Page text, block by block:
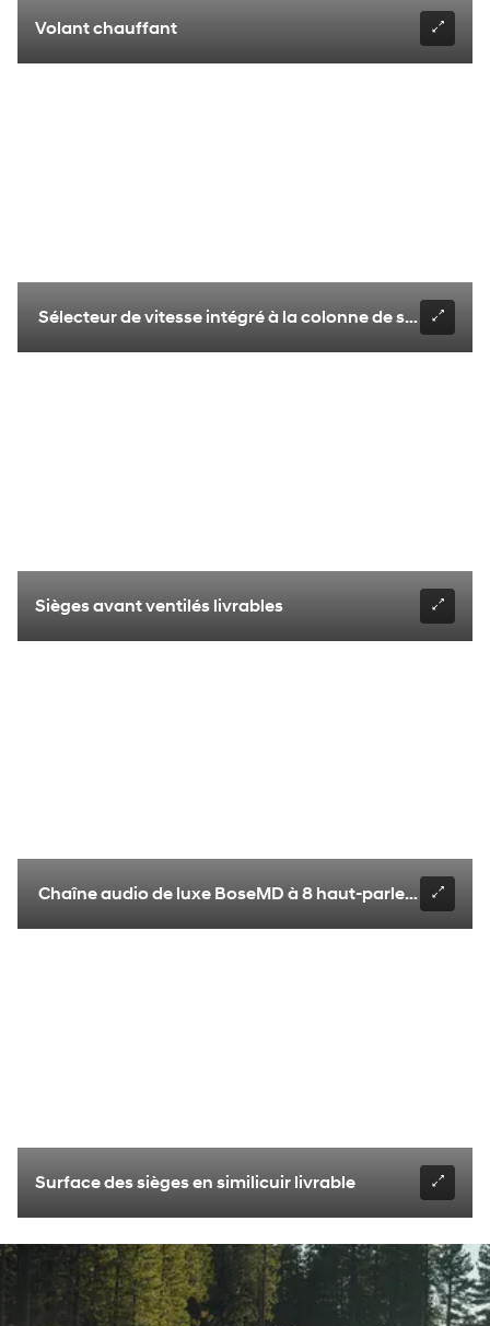
Volant chauffant
Sélecteur de vitesse intégré à la colonne de série
Sièges avant ventilés livrables
Chaîne audio de luxe BoseMD à 8 haut-parleurs
Surface des sièges en similicuir livrable